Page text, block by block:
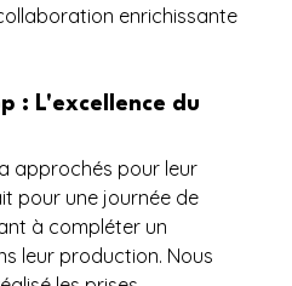
enrichissante
: L'excellence du
approchés pour leur
pour une journée de
à compléter un
leur production. Nous